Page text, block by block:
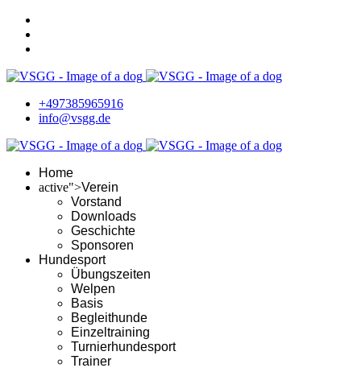
+497385965916
info@vsgg.de
Home
active">Verein
Vorstand
Downloads
Geschichte
Sponsoren
Hundesport
Übungszeiten
Welpen
Basis
Begleithunde
Einzeltraining
Turnierhundesport
Trainer